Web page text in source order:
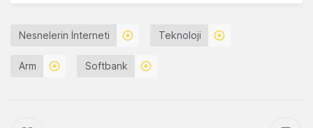
Nesnelerin İnterneti Teknoloji
Arm Softbank